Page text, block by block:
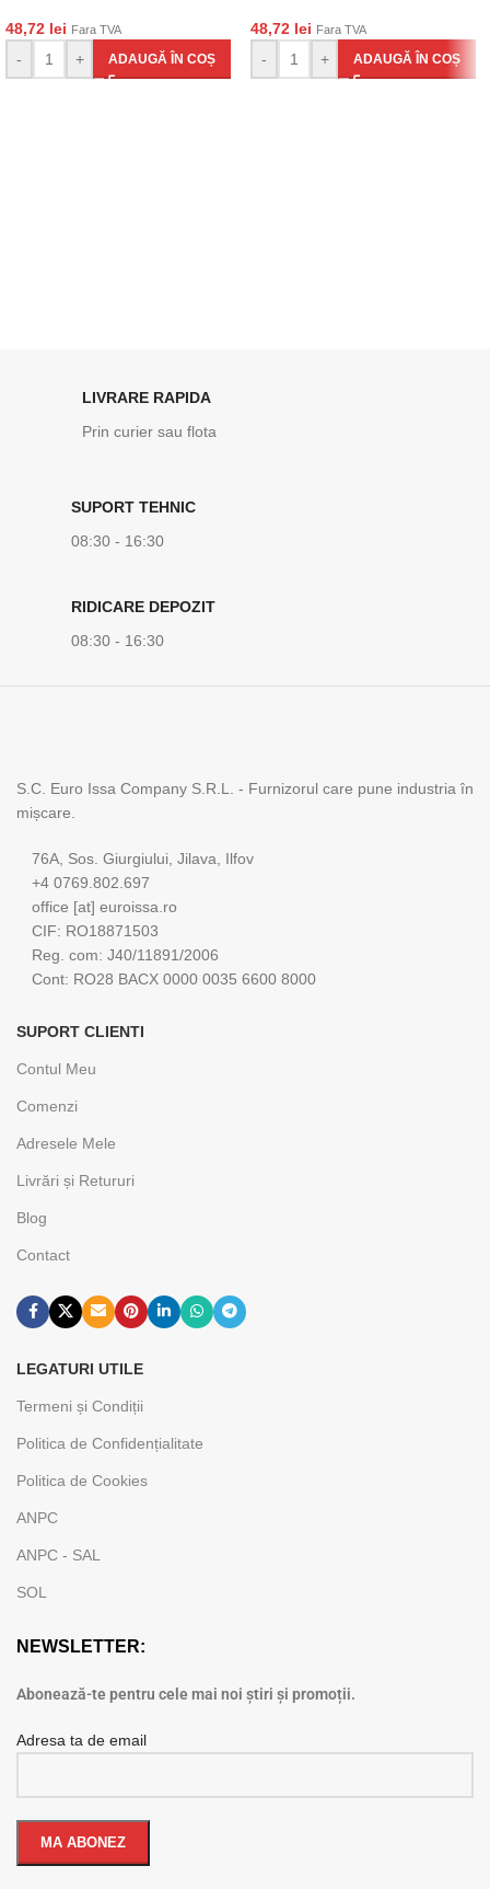
48,72 lei Fara TVA
- + ADAUGĂ ÎN COȘ
48,72 lei Fara TVA
- + ADAUGĂ ÎN COȘ
LIVRARE RAPIDA
Prin curier sau flota
SUPORT TEHNIC
08:30 - 16:30
RIDICARE DEPOZIT
08:30 - 16:30
S.C. Euro Issa Company S.R.L. - Furnizorul care pune industria în
mișcare.
76A, Sos. Giurgiului, Jilava, Ilfov
+4 0769.802.697
office [at] euroissa.ro
CIF: RO18871503
Reg. com: J40/11891/2006
Cont: RO28 BACX 0000 0035 6600 8000
SUPORT CLIENTI
Contul Meu
Comenzi
Adresele Mele
Livrări și Retururi
Blog
Contact
LEGATURI UTILE
Termeni și Condiții
Politica de Confidențialitate
Politica de Cookies
ANPC
ANPC - SAL
SOL
NEWSLETTER:
Abonează-te pentru cele mai noi știri și promoții.
Adresa ta de email